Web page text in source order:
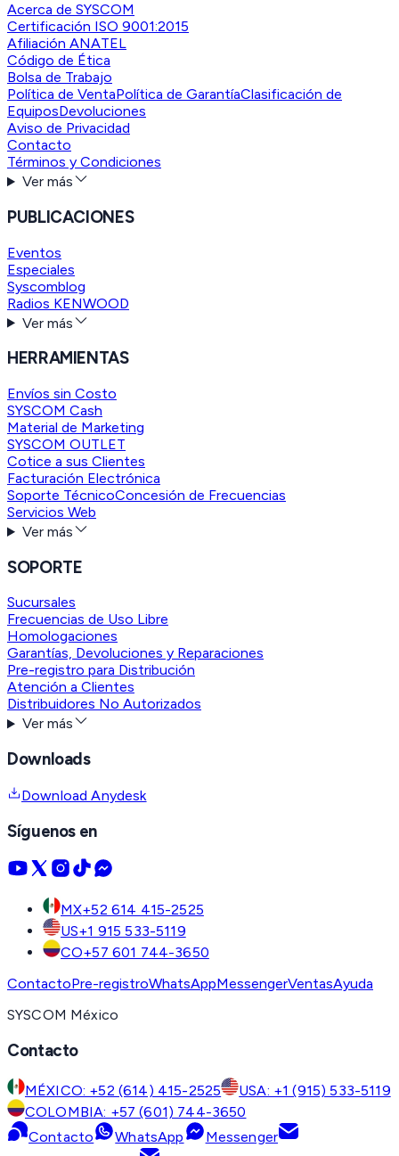
Acerca de SYSCOM
Certificación ISO 9001:2015
Afiliación ANATEL
Código de Ética
Bolsa de Trabajo
Política de VentaPolítica de GarantíaClasificación de
EquiposDevoluciones
Aviso de Privacidad
Contacto
Términos y Condiciones
Ver más
PUBLICACIONES
Eventos
Especiales
Syscomblog
Radios KENWOOD
Ver más
HERRAMIENTAS
Envíos sin Costo
SYSCOM Cash
Material de Marketing
SYSCOM OUTLET
Cotice a sus Clientes
Facturación Electrónica
Soporte TécnicoConcesión de Frecuencias
Servicios Web
Ver más
SOPORTE
Sucursales
Frecuencias de Uso Libre
Homologaciones
Garantías, Devoluciones y Reparaciones
Pre-registro para Distribución
Atención a Clientes
Distribuidores No Autorizados
Ver más
Downloads
Download Anydesk
Síguenos en
MX+52 614 415-2525
US+1 915 533-5119
CO+57 601 744-3650
ContactoPre-registroWhatsAppMessengerVentasAyuda
SYSCOM México
Contacto
MÉXICO: +52 (614) 415-2525
USA: +1 (915) 533-5119
COLOMBIA: +57 (601) 744-3650
Contacto
WhatsApp
Messenger